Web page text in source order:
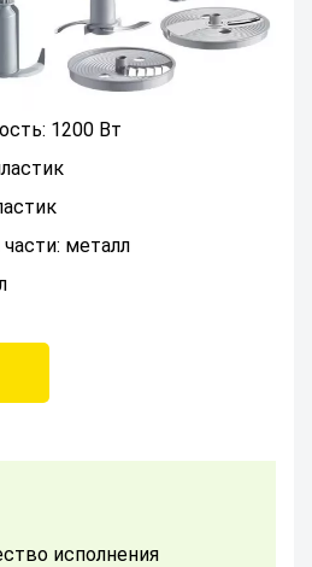
1200 Вт
металл
исполнения